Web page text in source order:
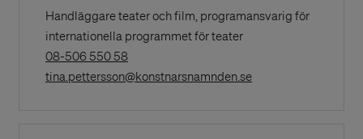
Handläggare teater och film, programansvarig för
internationella programmet för teater
08-506 550 58(Opens
in
tina.pettersson@konstnarsnamnden.se(Opens in a New